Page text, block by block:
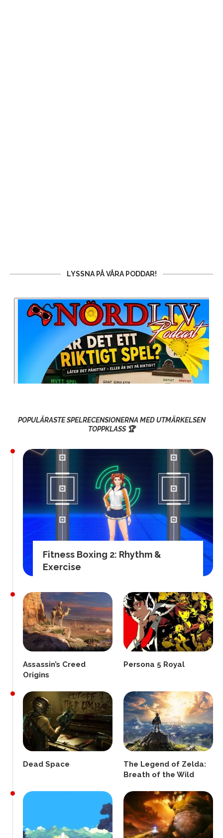
LYSSNA PÅ VÅRA PODDAR!
POPULÄRASTE SPELRECENSIONERNA MED UTMÄRKELSEN
TOPPKLASS 🏆
Fitness Boxing 2: Rhythm &
Exercise
Assassin’s Creed
Origins
Persona 5 Royal
Dead Space
The Legend of Zelda:
Breath of the Wild